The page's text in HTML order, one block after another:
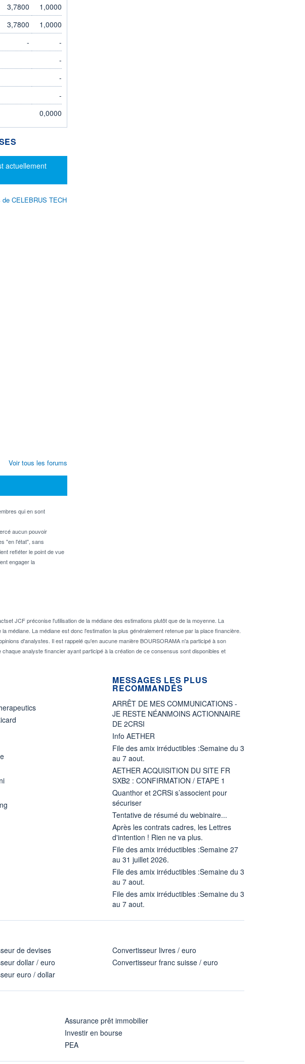
3,7800
1,0000
3,7800
1,0000
-
-
-
-
-
0,0000
actuellement
CELEBRUS TECH
qui en sont
aucun pouvoir
"en l'état", sans
refléter le point de vue
engager la
Voir tous les forums
JCF préconise l'utilisation de la médiane des estimations plutôt que de la moyenne. La
médiane. La médiane est donc l'estimation la plus généralement retenue par la place financière.
d'analystes. Il est rappelé qu'en aucune manière BOURSORAMA n'a participé à son
analyste financier ayant participé à la création de ce consensus sont disponibles et
MESSAGES LES PLUS
RECOMMANDÉS
ARRÊT DE MES COMMUNICATIONS -
JE RESTE NÉANMOINS ACTIONNAIRE
DE 2CRSI
Info AETHER
File des amix irréductibles :Semaine du 3
au 7 aout.
AETHER ACQUISITION DU SITE FR
SXB2 : CONFIRMATION / ETAPE 1
Quanthor et 2CRSi s’associent pour
sécuriser
Tentative de résumé du webinaire...
Après les contrats cadres, les Lettres
d'intention ! Rien ne va plus.
File des amix irréductibles :Semaine 27
au 31 juillet 2026.
File des amix irréductibles :Semaine du 3
au 7 aout.
File des amix irréductibles :Semaine du 3
au 7 aout.
de devises
dollar / euro
euro / dollar
Convertisseur livres / euro
Convertisseur franc suisse / euro
Assurance prêt immobilier
Investir en bourse
PEA